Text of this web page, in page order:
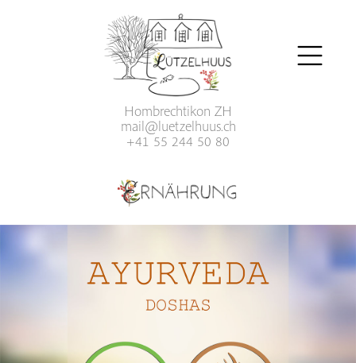
Hombrechtikon ZH
mail@luetzelhuus.ch
+41 55 244 50 80